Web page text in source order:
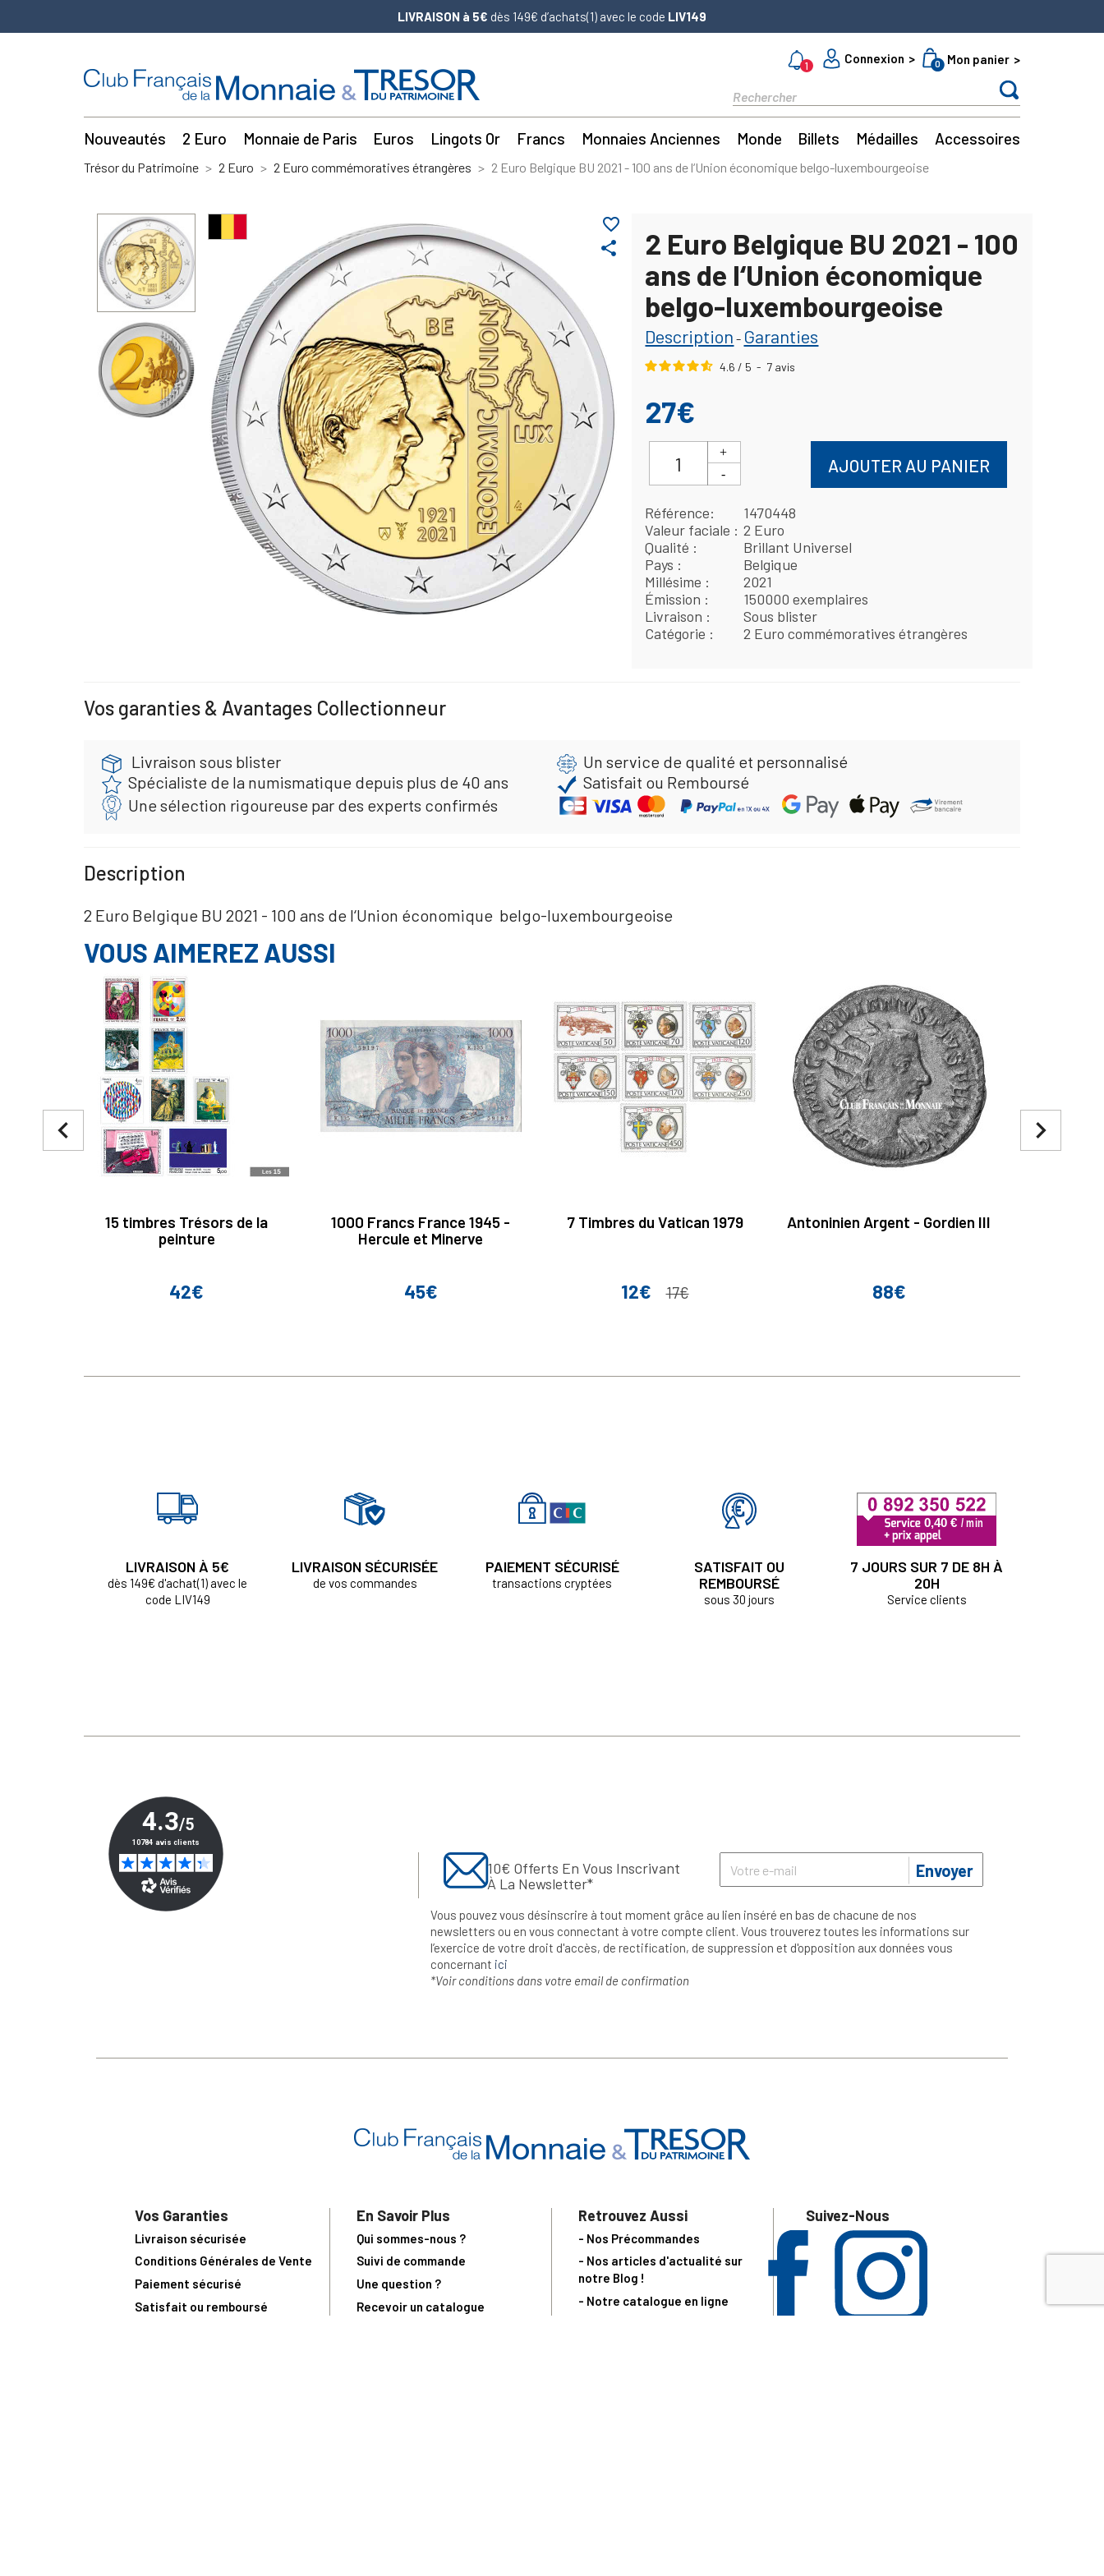
LIVRAISON à 5€ dès 149€ d’achats(1) avec le code LIV149
1
Connexion 0 Mon panier
Nouveautés 2 Euro Monnaie de Paris Euros Lingots Or Francs Monnaies Anciennes Monde Billets Médailles Accessoires
Trésor du Patrimoine 2 Euro 2 Euro commémoratives étrangères 2 Euro Belgique BU 2021 - 100 ans de l‘Union économique belgo-luxembourgeoise
share
favorite_border
2 Euro Belgique BU 2021 - 100
ans de l‘Union économique
belgo-luxembourgeoise
Description - Garanties
4.6 / 5 - 7 avis
27€
AJOUTER AU PANIER
Référence
1470448
Valeur faciale
2 Euro
Qualité
Brillant Universel
Pays
Belgique
Millésime
2021
Émission
150000 exemplaires
Livraison
Sous blister
Catégorie
2 Euro commémoratives étrangères
Vos garanties & Avantages Collectionneur
Livraison sous blister
Un service de qualité et personnalisé
Spécialiste de la numismatique depuis plus de 40 ans
Satisfait ou Remboursé
Une sélection rigoureuse par des experts confirmés
Description
2 Euro Belgique BU 2021 - 100 ans de l‘Union économique belgo-luxembourgeoise
VOUS AIMEREZ AUSSI
15 timbres Trésors de la
peinture
Prix
42€
1000 Francs France 1945 -
Hercule et Minerve
Prix
45€
7 Timbres du Vatican 1979
Prix
12€ Prix de base
17€
Antoninien Argent - Gordien III
Prix
88€
navigate_next
navigate_before
LIVRAISON À 5€
dès 149€ d'achat(1) avec le
code LIV149
LIVRAISON SÉCURISÉE
de vos commandes
PAIEMENT SÉCURISÉ
transactions cryptées
SATISFAIT OU
REMBOURSÉ
sous 30 jours
7 JOURS SUR 7 DE 8H À
20H
Service clients
10€ Offerts En Vous Inscrivant
À La Newsletter*
Envoyer
Vous pouvez vous désinscrire à tout moment grâce au lien inséré en bas de chacune de nos
newsletters ou en vous connectant à votre compte client. Vous trouverez toutes les informations sur
l’exercice de votre droit d'accès, de rectification, de suppression et d'opposition aux données vous
concernant ici
*Voir conditions dans votre email de confirmation
Vos Garanties
Livraison sécurisée
Conditions Générales de Vente
Paiement sécurisé
Satisfait ou remboursé
En Savoir Plus
Qui sommes-nous ?
Suivi de commande
Une question ?
Recevoir un catalogue
Retrouvez Aussi
- Nos Précommandes
- Nos articles d'actualité sur
notre Blog !
- Notre catalogue en ligne
Suivez-Nous